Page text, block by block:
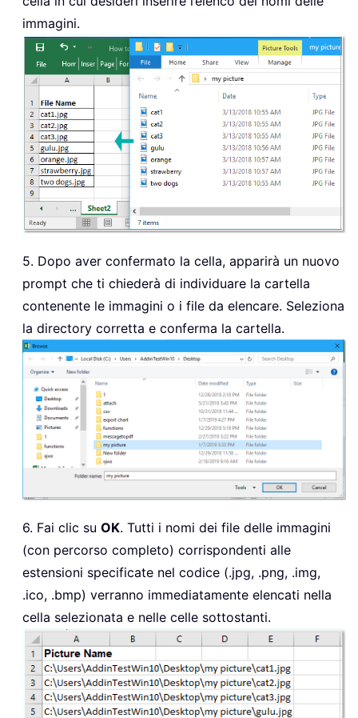
    I
= 1
        xFileDlgItem
xFileDlg .
        xFileName
= Dir( xFileDlgItem
Do
While xFileName <> ""
If
(1, xFileName,
                xRg
Offset(I Value
                I
I + 1
End
            xFileName
= Dir
Loop
End If
End
Sub
immagini.
5. Dopo aver confermato la cella, apparirà un nuovo
prompt che ti chiederà di individuare la cartella
contenente le immagini o i file da elencare. Seleziona
la directory corretta e conferma la cartella.
6. Fai clic su OK. Tutti i nomi dei file delle immagini
(con percorso completo) corrispondenti alle
estensioni specificate nel codice (.jpg, .png, .img,
.ico, .bmp) verranno immediatamente elencati nella
cella selezionata e nelle celle sottostanti.